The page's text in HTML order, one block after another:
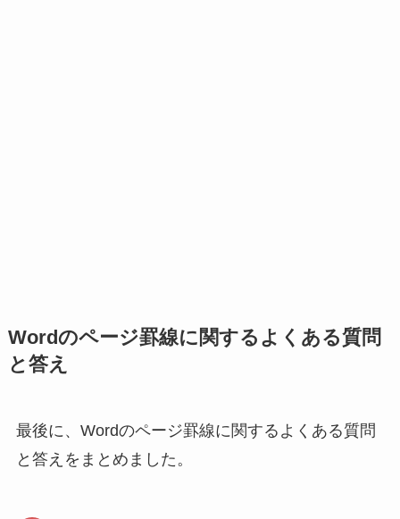
Wordのページ罫線に関するよくある質問
と答え
最後に、Wordのページ罫線に関するよくある質問
と答えをまとめました。